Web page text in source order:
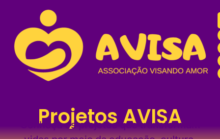
Projetos AVISA
Conheça os projetos que transformam